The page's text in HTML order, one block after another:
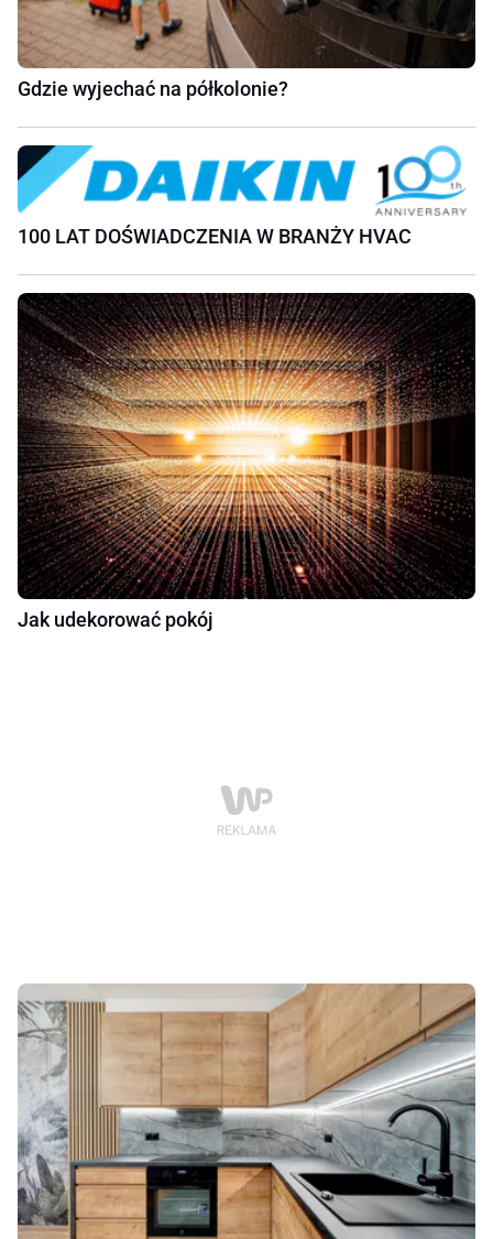
Gdzie wyjechać na półkolonie?
100 LAT DOŚWIADCZENIA W BRANŻY HVAC
Jak udekorować pokój